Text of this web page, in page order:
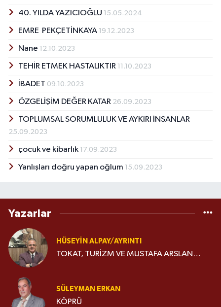
40. YILDA YAZICIOĞLU 15.05.2024
EMRE PEKÇETİNKAYA 19.12.2023
Nane 12.10.2023
TEHİR ETMEK HASTALIKTIR 11.10.2023
İBADET 09.10.2023
ÖZGELİŞİM DEĞER KATAR 26.09.2023
TOPLUMSAL SORUMLULUK VE AYKIRI İNSANLAR
25.09.2023
çocuk ve kibarlık 17.09.2023
Yanlışları doğru yapan oğlum 15.09.2023
Yazarlar
HÜSEYIN ALPAY/AYRINTI
TOKAT, TURİZM VE MUSTAFA ARSLAN…
SÜLEYMAN ERKAN
KÖPRÜ